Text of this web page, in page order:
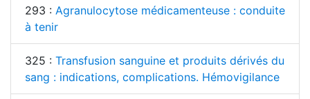
293 : Agranulocytose médicamenteuse : conduite
à tenir
325 : Transfusion sanguine et produits dérivés du
sang : indications, complications. Hémovigilance